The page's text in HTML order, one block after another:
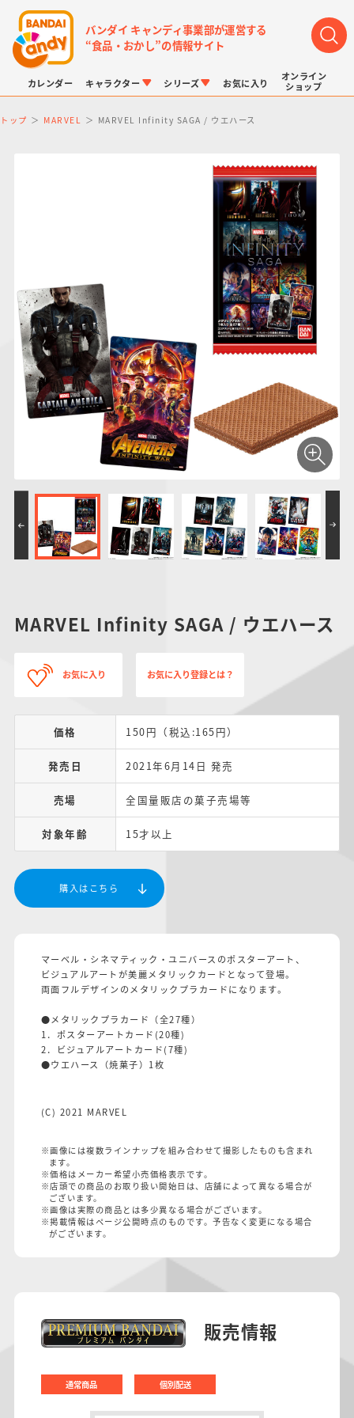
バンダイ キャンディ事業部が運営する
“食品・おかし”の情報サイト
カレンダー キャラクター
仮面ライダーシリー
ズ
PROJECT R.E.D.・
スーパー戦隊シリー
ズ
ガンダムシリーズ
ポケットモンスター
ドラゴンボール
サンリオキャラクタ
ーズ
シリーズ
キャラパキ
つりグミ
にふぉるめーしょん
＆スクエアシール
SMPシリーズ
ポケモンキッズ
キャラデコ
お気に入り
オンライン
ショップ
トップ MARVEL MARVEL Infinity SAGA / ウエハース
MARVEL Infinity SAGA / ウエハース
お気に入り お気に入り登録とは？
価格 150円（税込:165円）
発売日 2021年6月14日 発売
売場 全国量販店の菓子売場等
対象年齢 15才以上
購入はこちら
マーベル・シネマティック・ユニバースのポスターアート、
ビジュアルアートが美麗メタリックカードとなって登場。
両面フルデザインのメタリックプラカードになります。
●メタリックプラカード（全27種）
1．ポスターアートカード(20種)
2．ビジュアルアートカード(7種)
●ウエハース（焼菓子）1枚
(C) 2021 MARVEL
※画像には複数ラインナップを組み合わせて撮影したものも含まれ
ます。
※価格はメーカー希望小売価格表示です。
※店頭での商品のお取り扱い開始日は、店舗によって異なる場合が
ございます。
※画像は実際の商品とは多少異なる場合がございます。
※掲載情報はページ公開時点のものです。予告なく変更になる場合
がございます。
販売情報
通常商品 個別配送